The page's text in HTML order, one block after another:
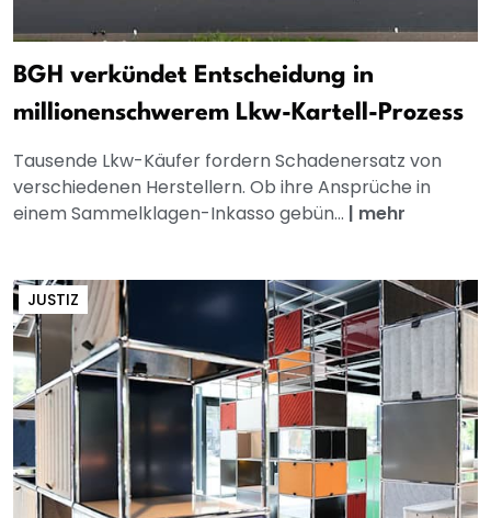
BGH verkündet Entscheidung in
millionenschwerem Lkw-Kartell-Prozess
Tausende Lkw-Käufer fordern Schadenersatz von
verschiedenen Herstellern. Ob ihre Ansprüche in
einem Sammelklagen-Inkasso gebün... | mehr
JUSTIZ